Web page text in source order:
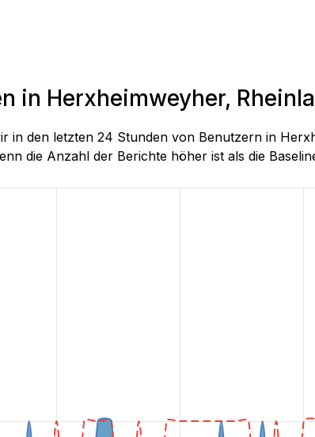
in Herxheimweyher,
in den letzten 24 Stunden von Benutzern in
die Anzahl der Berichte höher ist als die